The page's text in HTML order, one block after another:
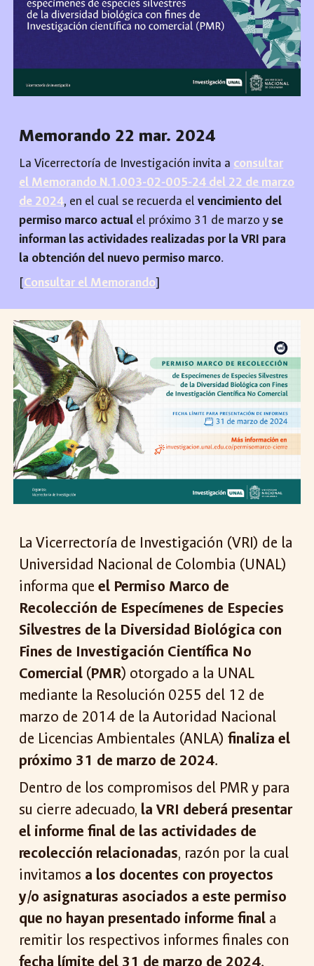
Memorando 22 mar. 2024
La Vicerrectoría de Investigación invita a consultar
el Memorando N.1.003-02-005-24 del 22 de marzo
de 2024, en el cual se recuerda elvencimiento del
permiso marco actual el próximo 31 de marzo y se
informan las actividades realizadas por la VRI para
la obtención del nuevo permiso marco.
[Consultar el Memorando]
La Vicerrectoría de Investigación (VRI) de la
Universidad Nacional de Colombia (UNAL)
informa queel Permiso Marco de
Recolección de Especímenes de Especies
Silvestres de la Diversidad Biológica con
Fines de Investigación Científica No
Comercial (PMR) otorgado a la UNAL
mediante la Resolución 0255 del 12 de
marzo de 2014 de la Autoridad Nacional
de Licencias Ambientales (ANLA)finaliza el
próximo 31 de marzo de 2024.
Dentro de los compromisos del PMR y para
su cierre adecuado, la VRI deberá presentar
el informe final de las actividades de
recolección relacionadas, razón por la cual
invitamos a los docentes con proyectos
y/o asignaturas asociados a este permiso
que no hayan presentado informe final a
remitir los respectivos informes finales con
fecha límite del 31 de marzo de 2024.